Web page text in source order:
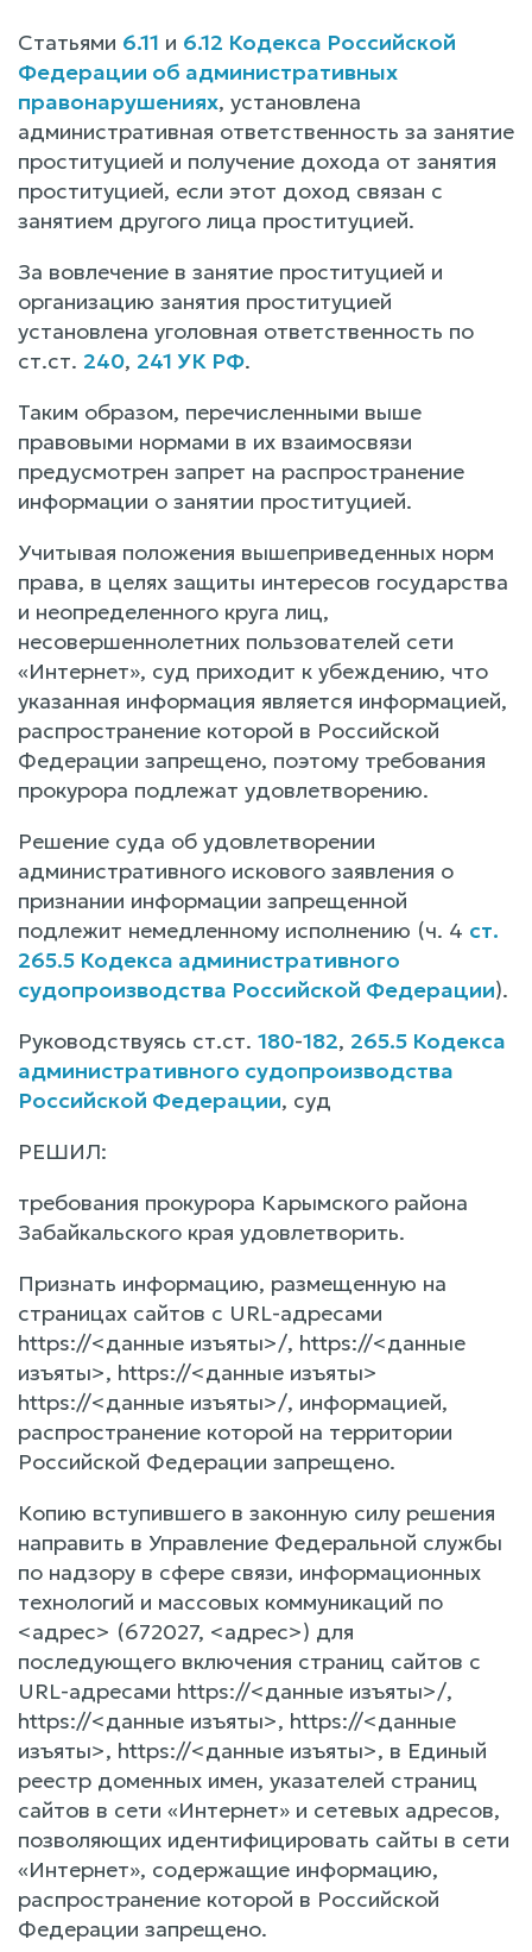
Статьями 6.11 и 6.12 Кодекса Российской
Федерации об административных
правонарушениях, установлена
административная ответственность за занятие
проституцией и получение дохода от занятия
проституцией, если этот доход связан с
занятием другого лица проституцией.
За вовлечение в занятие проституцией и
организацию занятия проституцией
установлена уголовная ответственность по
ст.ст. 240, 241 УК РФ.
Таким образом, перечисленными выше
правовыми нормами в их взаимосвязи
предусмотрен запрет на распространение
информации о занятии проституцией.
Учитывая положения вышеприведенных норм
права, в целях защиты интересов государства
и неопределенного круга лиц,
несовершеннолетних пользователей сети
«Интернет», суд приходит к убеждению, что
указанная информация является информацией,
распространение которой в Российской
Федерации запрещено, поэтому требования
прокурора подлежат удовлетворению.
Решение суда об удовлетворении
административного искового заявления о
признании информации запрещенной
подлежит немедленному исполнению (ч. 4 ст.
265.5 Кодекса административного
судопроизводства Российской Федерации).
Руководствуясь ст.ст. 180-182, 265.5 Кодекса
административного судопроизводства
Российской Федерации, суд
РЕШИЛ:
требования прокурора Карымского района
Забайкальского края удовлетворить.
Признать информацию, размещенную на
страницах сайтов с URL-адресами
https://<данные изъяты>/, https://<данные
изъяты>, https://<данные изъяты>
https://<данные изъяты>/, информацией,
распространение которой на территории
Российской Федерации запрещено.
Копию вступившего в законную силу решения
направить в Управление Федеральной службы
по надзору в сфере связи, информационных
технологий и массовых коммуникаций по
<адрес> (672027, <адрес>) для
последующего включения страниц сайтов с
URL-адресами https://<данные изъяты>/,
https://<данные изъяты>, https://<данные
изъяты>, https://<данные изъяты>, в Единый
реестр доменных имен, указателей страниц
сайтов в сети «Интернет» и сетевых адресов,
позволяющих идентифицировать сайты в сети
«Интернет», содержащие информацию,
распространение которой в Российской
Федерации запрещено.